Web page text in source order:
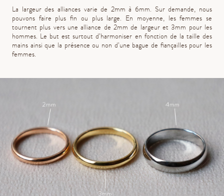
La largeur des alliances varie de 2mm à 6mm. Sur demande, nous
pouvons faire plus fin ou plus large. En moyenne, les femmes se
tournent plus vers une alliance de 2mm de largeur et 3mm pour les
hommes. Le but est surtout d’harmoniser en fonction de la taille des
mains ainsi que la présence ou non d’une bague de fiançailles pour les
femmes.